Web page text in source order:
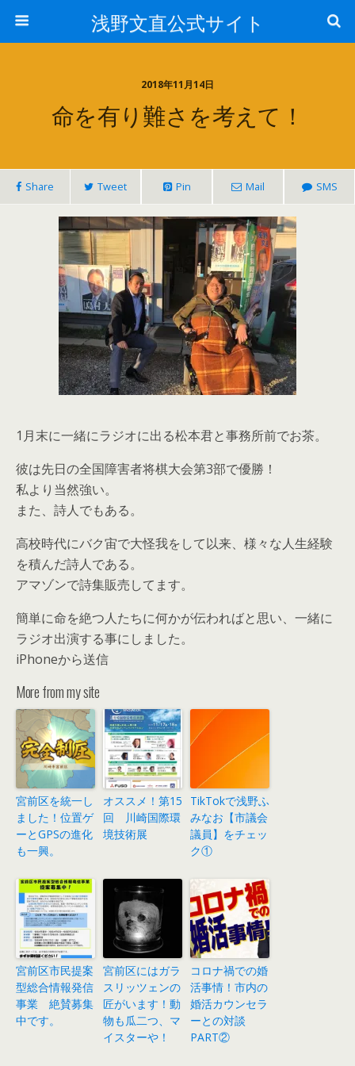
浅野文直公式サイト
2018年11月14日
命を有り難さを考えて！
Share Tweet Pin Mail SMS
1月末に一緒にラジオに出る松本君と事務所前でお茶。
彼は先日の全国障害者将棋大会第3部で優勝！
私より当然強い。
また、詩人でもある。
高校時代にバク宙で大怪我をして以来、様々な人生経験
を積んだ詩人である。
アマゾンで詩集販売してます。
簡単に命を絶つ人たちに何かが伝わればと思い、一緒に
ラジオ出演する事にしました。
iPhoneから送信
More from my site
宮前区を統一し
ました！位置ゲ
ーとGPSの進化
も一興。
オススメ！第15
回 川崎国際環
境技術展
TikTokで浅野ふ
みなお【市議会
議員】をチェッ
ク①
宮前区市民提案
型総合情報発信
事業 絶賛募集
中です。
宮前区にはガラ
スリッツェンの
匠がいます！動
物も瓜二つ、マ
イスターや！
コロナ禍での婚
活事情！市内の
婚活カウンセラ
ーとの対談
PART②